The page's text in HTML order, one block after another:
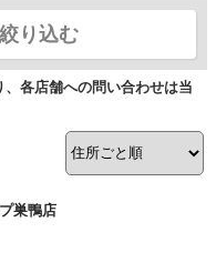
り込む
各店舗への問い合わせは当
巣鴨店